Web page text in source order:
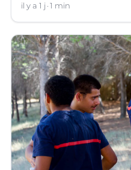
il y a 1 j 1 min